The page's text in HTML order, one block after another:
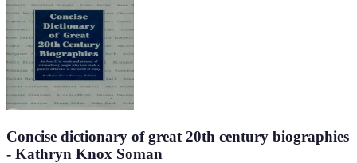
Concise dictionary of great 20th century biographies
- Kathryn Knox Soman